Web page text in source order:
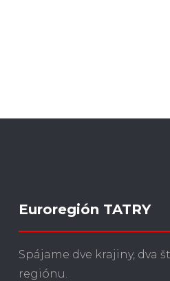
Euroregión TATRY
Spájame dve krajiny, dva
regiónu.